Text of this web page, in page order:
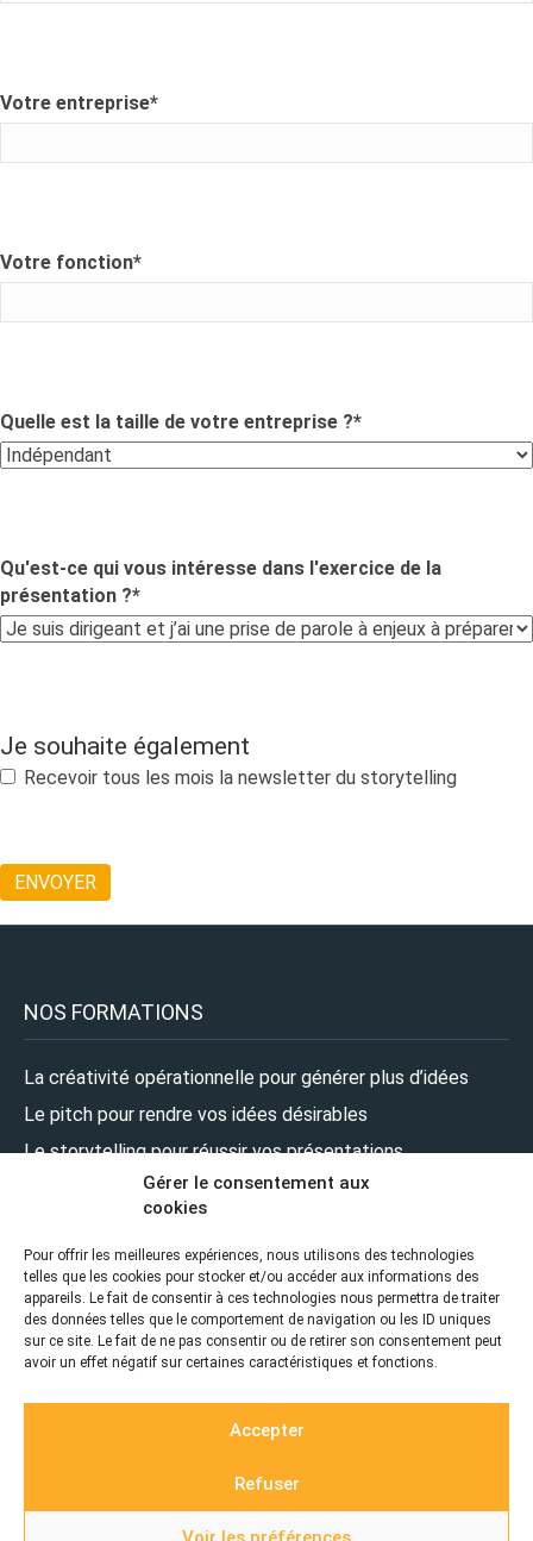
Gérer le consentement aux
cookies
Pour offrir les meilleures expériences, nous utilisons des technologies
telles que les cookies pour stocker et/ou accéder aux informations des
appareils. Le fait de consentir à ces technologies nous permettra de traiter
des données telles que le comportement de navigation ou les ID uniques
sur ce site. Le fait de ne pas consentir ou de retirer son consentement peut
avoir un effet négatif sur certaines caractéristiques et fonctions.
Accepter
Refuser
Votre entreprise*
Votre fonction*
Quelle est la taille de votre entreprise ?*
Qu'est-ce qui vous intéresse dans l'exercice de la
présentation ?*
Je souhaite également
Recevoir tous les mois la newsletter du storytelling
NOS FORMATIONS
La créativité opérationnelle pour générer plus d’idées
Le pitch pour rendre vos idées désirables
Le storytelling pour réussir vos présentations
Le design pour renforcer l’impact de vos présentations
NOUS SUIVRE